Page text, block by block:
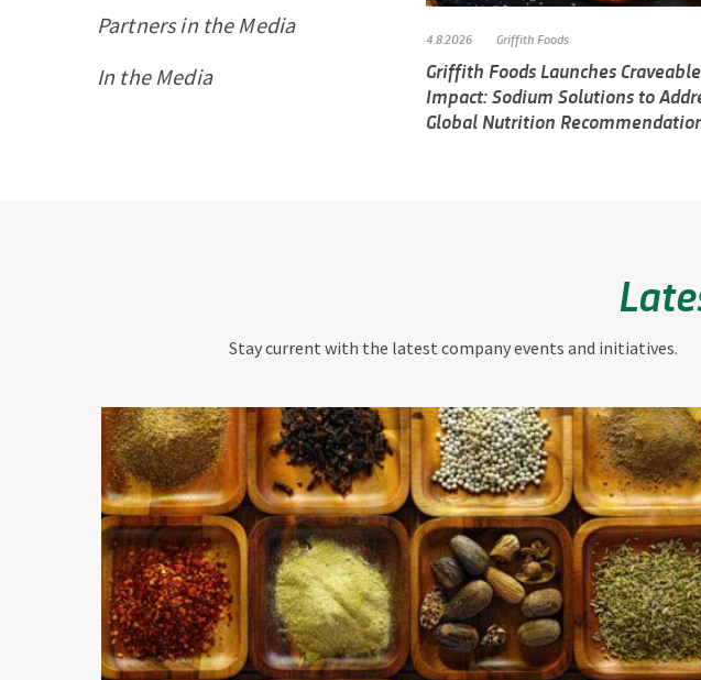
Partners in the Media
In the Media
4.8.2026 Griffith Foods
Griffith Foods Launches Craveable
Impact: Sodium Solutions to
Global Nutrition
Stay current with the latest company events and initiatives.